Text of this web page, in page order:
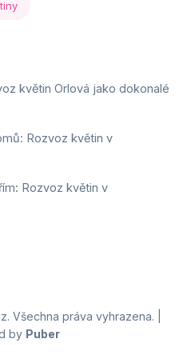
květin Orlová jako dokonalé
Rozvoz květin v
Rozvoz květin v
Všechna práva vyhrazena. |
by Puber